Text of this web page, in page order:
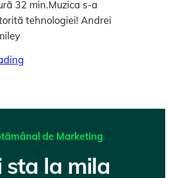
32 min.Muzica s-a
tehnologiei! Andrei
de Marketing
sta la mila